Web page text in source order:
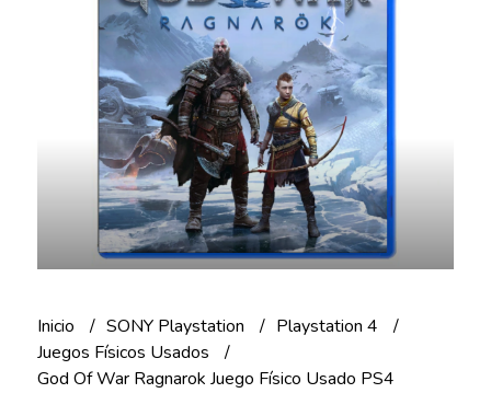
Inicio SONY Playstation
Playstation 4
Juegos Físicos Usados
God Of War Ragnarok Juego Físico Usado PS4